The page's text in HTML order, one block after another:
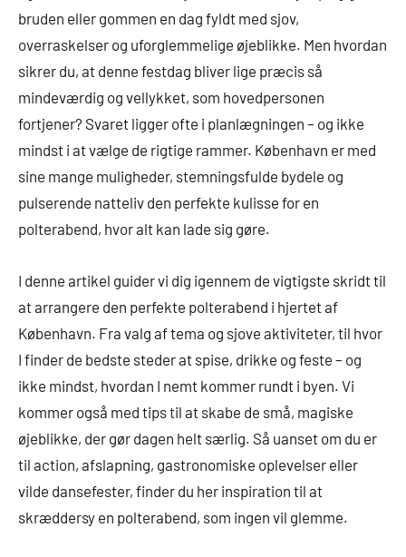
bruden eller gommen en dag fyldt med sjov,
overraskelser og uforglemmelige øjeblikke. Men hvordan
sikrer du, at denne festdag bliver lige præcis så
mindeværdig og vellykket, som hovedpersonen
fortjener? Svaret ligger ofte i planlægningen – og ikke
mindst i at vælge de rigtige rammer. København er med
sine mange muligheder, stemningsfulde bydele og
pulserende natteliv den perfekte kulisse for en
polterabend, hvor alt kan lade sig gøre.
I denne artikel guider vi dig igennem de vigtigste skridt til
at arrangere den perfekte polterabend i hjertet af
København. Fra valg af tema og sjove aktiviteter, til hvor
I finder de bedste steder at spise, drikke og feste – og
ikke mindst, hvordan I nemt kommer rundt i byen. Vi
kommer også med tips til at skabe de små, magiske
øjeblikke, der gør dagen helt særlig. Så uanset om du er
til action, afslapning, gastronomiske oplevelser eller
vilde dansefester, finder du her inspiration til at
skræddersy en polterabend, som ingen vil glemme.